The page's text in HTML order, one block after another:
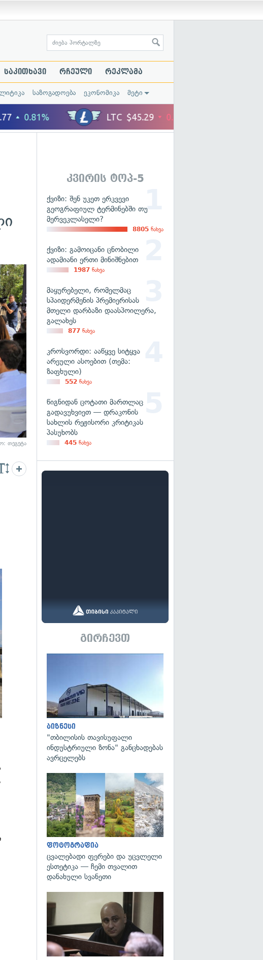
საკითხავი რჩეული რეკლამა
საზოგადოება ეკონომიკა მეტი
თეგეტა
კვირის ტოპ-5
ქვიზი: შენ უკეთ ერკვევი
გეოგრაფიულ ტერმინებში თუ
მერვეკლასელი?
8805 ნახვა
ქვიზი: გამოიცანი ცნობილი
ადამიანი ერთი მინიშნებით
1987 ნახვა
მაყურებელი, რომელმაც
სპაიდერმენის პრემიერისას
მთელი დარბაზი დაასპოილერა,
გალახეს
877 ნახვა
კროსვორდი: ააწყვე სიტყვა
არეული ასოებით (თემა:
ზაფხული)
552 ნახვა
წიგნიდან ცოტათი მართლაც
გადავუხვიეთ — დრაკონის
სახლის რეჟისორი კრიტიკას
პასუხობს
445 ნახვა
გირჩევთ
ბიზნესი
"თბილისის თავისუფალი
ინდუსტრიული ზონა" განცხადებას
ავრცელებს
ფოტოგრაფია
ცვალებადი ფერები და უცვლელი
ესთეტიკა — ჩემი თვალით
დანახული სვანეთი